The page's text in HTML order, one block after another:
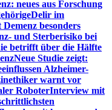
neues aus Forschung
Delir im
besonders
und Sterberisiko bei
betrifft über die Hälfte
Neue Studie zeigt:
Alzheimer-
warnt vor
RoboterInterview mit